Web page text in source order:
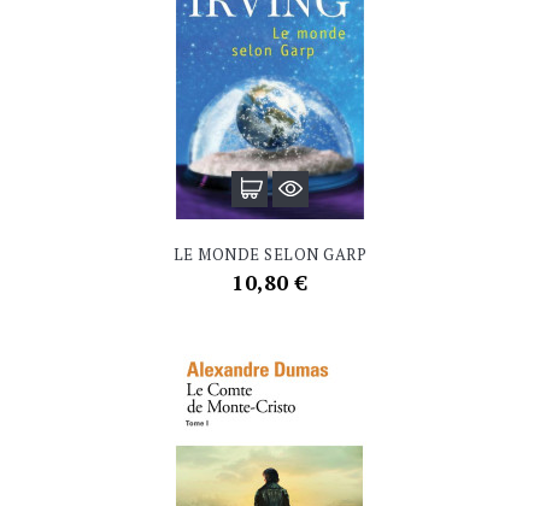
LE MONDE SELON GARP
Prix
10,80 €